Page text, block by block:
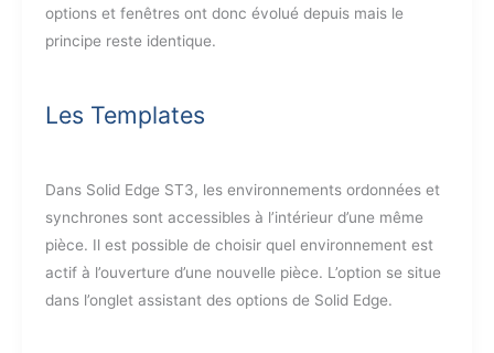
options et fenêtres ont donc évolué depuis mais le
principe reste identique.
Les Templates
Dans Solid Edge ST3, les environnements ordonnées et
synchrones sont accessibles à l’intérieur d’une même
pièce. Il est possible de choisir quel environnement est
actif à l’ouverture d’une nouvelle pièce. L’option se situe
dans l’onglet assistant des options de Solid Edge.